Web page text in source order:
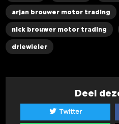
arjan brouwer motor trading
nick brouwer motor trading
driewieler
Deel
Twitter